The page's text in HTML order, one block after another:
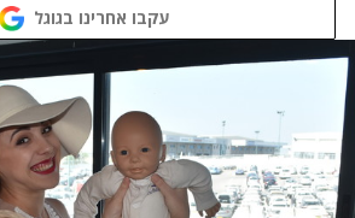
עקבו אחרינו בגוגל